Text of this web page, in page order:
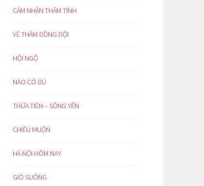
CẢM NHẬN THÂM TÌNH
VỀ THĂM ĐỒNG ĐỘI
HỘI NGỘ
NÀO CÓ ĐỦ
THỪA TIỀN – SỐNG YÊN
CHIỀU MUỘN
HÀ NỘI HÔM NAY
GIÓ SUÔNG